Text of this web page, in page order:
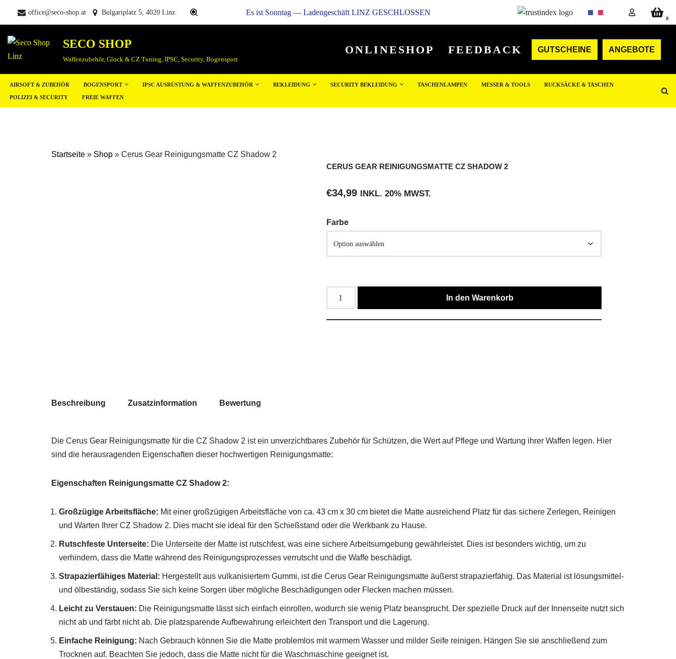
Inhalt
springen
office@seco-shop.at Bulgariplatz 5, 4020 Linz Es istSonntag— Ladengeschäft LINZ GESCHLOSSEN
0
SECO SHOP
Waffenzubehör, Glock & CZ Tuning, IPSC, Security, Bogensport
ONLINESHOP FEEDBACK GUTSCHEINE ANGEBOTE
AIRSOFT & ZUBEHÖR BOGENSPORT IPSC AUSRÜSTUNG & WAFFENZUBEHÖR BEKLEIDUNG SECURITY BEKLEIDUNG TASCHENLAMPEN MESSER & TOOLS RUCKSÄCKE & TASCHEN
POLIZEI & SECURITY FREIE WAFFEN
Startseite » Shop » Cerus Gear Reinigungsmatte CZ Shadow 2
CERUS GEAR REINIGUNGSMATTE CZ SHADOW 2
€34,99 INKL. 20% MWST.
Farbe
In den Warenkorb
Beschreibung Zusatzinformation Bewertung
Die Cerus Gear Reinigungsmatte für die CZ Shadow 2 ist ein unverzichtbares Zubehör für Schützen, die Wert auf Pflege und Wartung ihrer Waffen legen. Hier
sind die herausragenden Eigenschaften dieser hochwertigen Reinigungsmatte:
Eigenschaften Reinigungsmatte CZ Shadow 2:
Großzügige Arbeitsfläche: Mit einer großzügigen Arbeitsfläche von ca. 43 cm x 30 cm bietet die Matte ausreichend Platz für das sichere Zerlegen, Reinigen
und Warten Ihrer CZ Shadow 2. Dies macht sie ideal für den Schießstand oder die Werkbank zu Hause.
Rutschfeste Unterseite: Die Unterseite der Matte ist rutschfest, was eine sichere Arbeitsumgebung gewährleistet. Dies ist besonders wichtig, um zu
verhindern, dass die Matte während des Reinigungsprozesses verrutscht und die Waffe beschädigt.
Strapazierfähiges Material: Hergestellt aus vulkanisiertem Gummi, ist die Cerus Gear Reinigungsmatte äußerst strapazierfähig. Das Material ist lösungsmittel-
und ölbeständig, sodass Sie sich keine Sorgen über mögliche Beschädigungen oder Flecken machen müssen.
Leicht zu Verstauen: Die Reinigungsmatte lässt sich einfach einrollen, wodurch sie wenig Platz beansprucht. Der spezielle Druck auf der Innenseite nutzt sich
nicht ab und färbt nicht ab. Die platzsparende Aufbewahrung erleichtert den Transport und die Lagerung.
Einfache Reinigung: Nach Gebrauch können Sie die Matte problemlos mit warmem Wasser und milder Seife reinigen. Hängen Sie sie anschließend zum
Trocknen auf. Beachten Sie jedoch, dass die Matte nicht für die Waschmaschine geeignet ist.